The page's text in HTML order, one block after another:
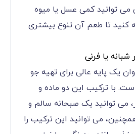
‌توانید کمی عسل یا میوه
کنید تا طعم آن تنوع بیشتری
یک پایه عالی برای تهیه جو
با ترکیب این دو ماده و
می‌ توانید یک صبحانه سالم و
می ‌توانید این ترکیب را